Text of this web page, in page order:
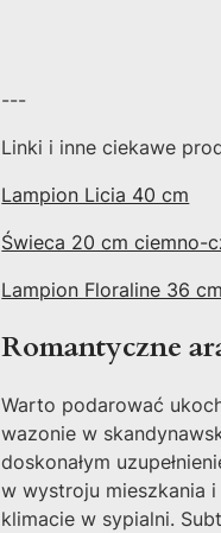
---
Linki i inne ciekawe
Lampion Licia 40 cm
Świeca 20 cm ciemno-
Lampion Floraline 36 cm
Romantyczne
Warto podarować
wazonie w
doskonałym
w wystroju mieszkania
klimacie w sypialni.